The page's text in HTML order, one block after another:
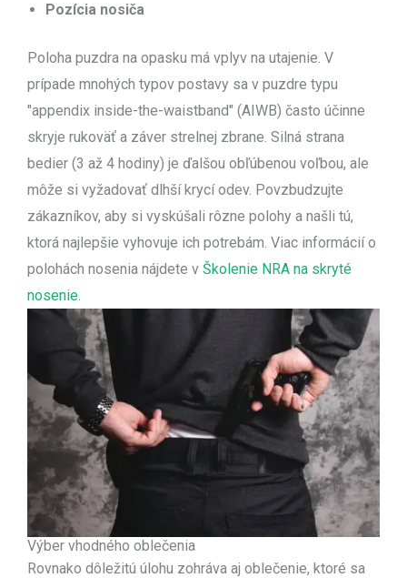
Pozícia nosiča
Poloha puzdra na opasku má vplyv na utajenie. V
prípade mnohých typov postavy sa v puzdre typu
"appendix inside-the-waistband" (AIWB) často účinne
skryje rukoväť a záver strelnej zbrane. Silná strana
bedier (3 až 4 hodiny) je ďalšou obľúbenou voľbou, ale
môže si vyžadovať dlhší krycí odev. Povzbudzujte
zákazníkov, aby si vyskúšali rôzne polohy a našli tú,
ktorá najlepšie vyhovuje ich potrebám. Viac informácií o
polohách nosenia nájdete v Školenie NRA na skryté
nosenie.
Výber vhodného oblečenia
Rovnako dôležitú úlohu zohráva aj oblečenie, ktoré sa